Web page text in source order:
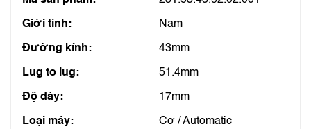
Giới tính: Nam
Đường kính: 43mm
Lug to lug: 51.4mm
Độ dày: 17mm
Loại máy: Cơ / Automatic